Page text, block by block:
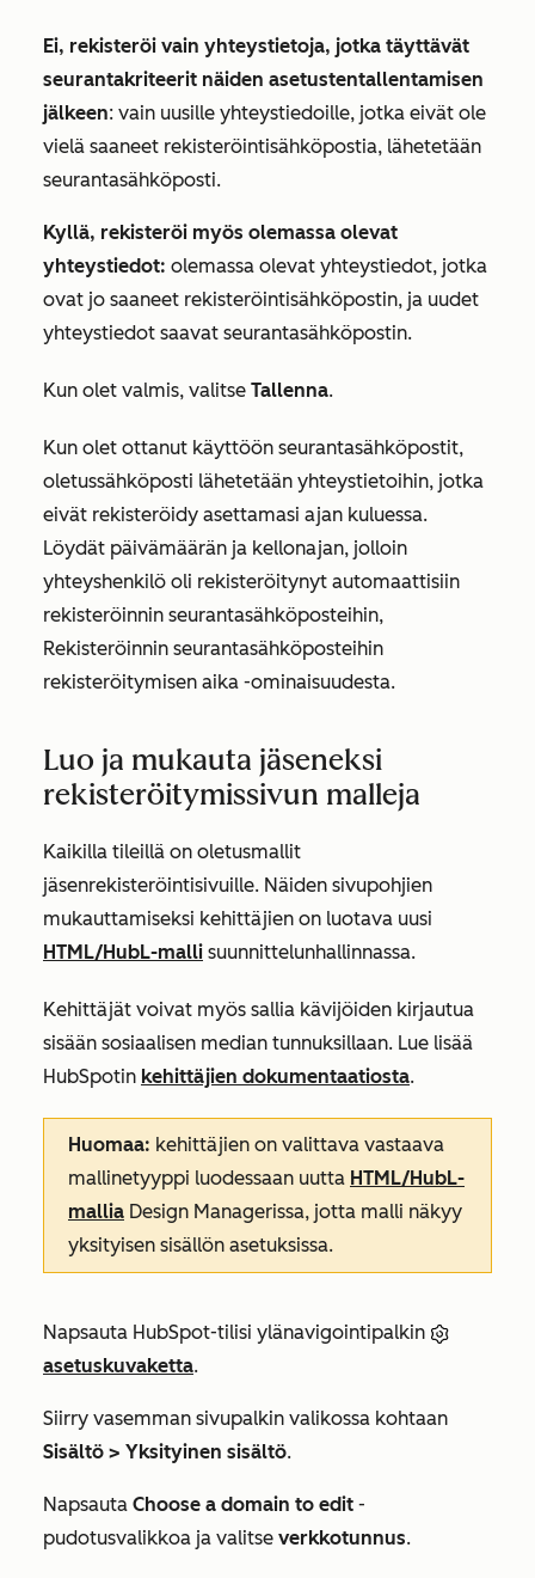
Ei, rekisteröi vain yhteystietoja, jotka täyttävät
seurantakriteerit näiden asetustentallentamisen
jälkeen: vain uusille yhteystiedoille, jotka eivät ole
vielä saaneet rekisteröintisähköpostia, lähetetään
seurantasähköposti.
Kyllä, rekisteröi myös olemassa olevat
yhteystiedot: olemassa olevat yhteystiedot, jotka
ovat jo saaneet rekisteröintisähköpostin, ja uudet
yhteystiedot saavat seurantasähköpostin.
Kun olet valmis, valitse Tallenna.
Kun olet ottanut käyttöön seurantasähköpostit,
oletussähköposti lähetetään yhteystietoihin, jotka
eivät rekisteröidy asettamasi ajan kuluessa.
Löydät päivämäärän ja kellonajan, jolloin
yhteyshenkilö oli rekisteröitynyt automaattisiin
rekisteröinnin seurantasähköposteihin,
Rekisteröinnin seurantasähköposteihin
rekisteröitymisen aika -ominaisuudesta.
Luo ja mukauta jäseneksi
rekisteröitymissivun malleja
Kaikilla tileillä on oletusmallit
jäsenrekisteröintisivuille. Näiden sivupohjien
mukauttamiseksi kehittäjien on luotava uusi
HTML/HubL-malli suunnittelunhallinnassa.
Kehittäjät voivat myös sallia kävijöiden kirjautua
sisään sosiaalisen median tunnuksillaan. Lue lisää
HubSpotin kehittäjien dokumentaatiosta.
Huomaa: kehittäjien on valittava vastaava
mallinetyyppi luodessaan uutta HTML/HubL-
mallia Design Managerissa, jotta malli näkyy
yksityisen sisällön asetuksissa.
Napsauta HubSpot-tilisi ylänavigointipalkin
asetuskuvaketta.
Siirry vasemman sivupalkin valikossa kohtaan
Sisältö > Yksityinen sisältö.
Napsauta Choose a domain to edit -
pudotusvalikkoa ja valitse verkkotunnus.